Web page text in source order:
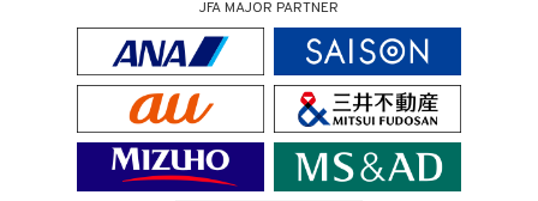
JFA MAJOR PARTNER